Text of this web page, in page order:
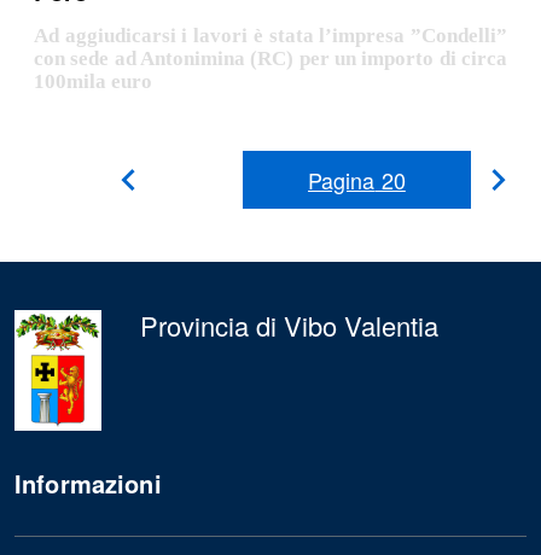
Ad aggiudicarsi i lavori è stata l’impresa ”Condelli”
con sede ad Antonimina (RC) per un importo di circa
100mila euro
Pagina 20
Provincia di Vibo Valentia
Informazioni